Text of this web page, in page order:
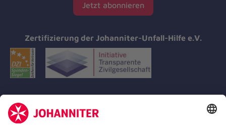
Jetzt abonnieren
Zertifizierung der Johanniter-Unfall-Hilfe e.V.